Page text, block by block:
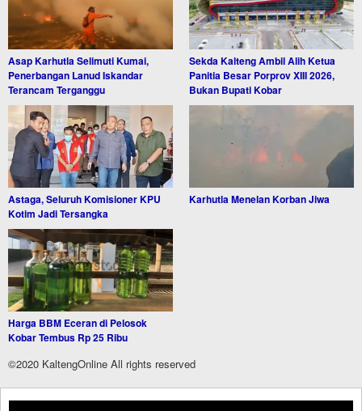
Asap Karhutla Selimuti Kumai,
Penerbangan Lanud Iskandar
Terancam Terganggu
Sekda Kalteng Ambil Alih Ketua
Panitia Besar Porprov XIII 2026,
Bukan Bupati Kobar
Astaga, Seluruh Komisioner KPU
Kotim Jadi Tersangka
Karhutla Menelan Korban Jiwa
Harga BBM Eceran di Pelosok
Kobar Tembus Rp 25 Ribu
©2020 KaltengOnline All rights reserved